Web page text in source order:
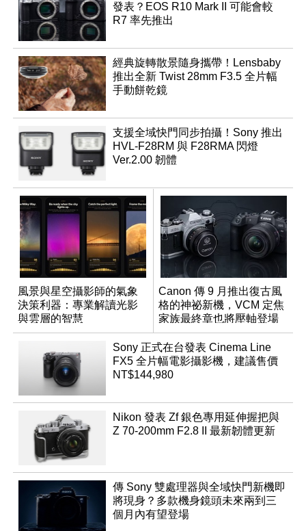
發表？EOS R10 Mark II 可能會較
R7 率先推出
經典旋轉散景隨身攜帶！Lensbaby
推出全新 Twist 28mm F3.5 全片幅
手動餅乾鏡
支援全域快門同步拍攝！Sony 推出
HVL-F28RM 與 F28RMA 閃燈
Ver.2.00 韌體
風景與星空攝影師的氣象
決策利器：專業解讀光影
與雲層的智慧
App「Atmos」登場
Canon 傳 9 月推出復古風
格的神祕新機，VCM 定焦
家族最終章也將壓軸登場
Sony 正式在台發表 Cinema Line
FX5 全片幅電影攝影機，建議售價
NT$144,980
Nikon 發表 Zf 銀色專用延伸握把與
Z 70-200mm F2.8 II 最新韌體更新
傳 Sony 雙處理器與全域快門新機即
將現身？多款機身鏡頭未來兩到三
個月內有望登場